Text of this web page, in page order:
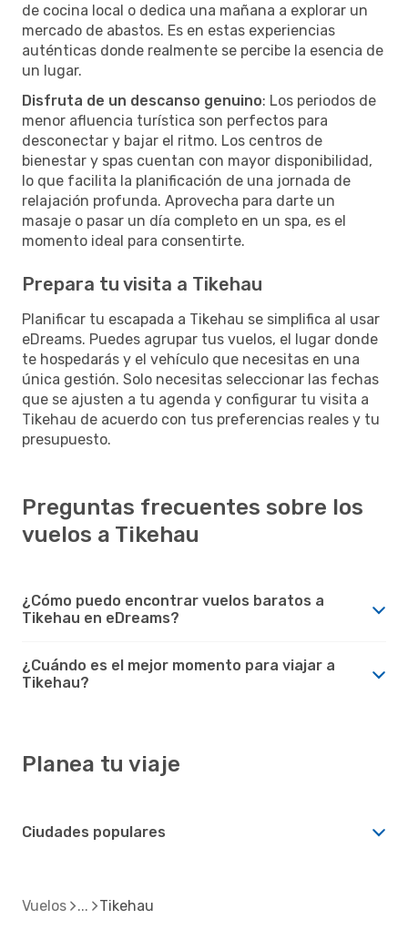
de cocina local o dedica una mañana a explorar un
mercado de abastos. Es en estas experiencias
auténticas donde realmente se percibe la esencia de
un lugar.
Disfruta de un descanso genuino: Los periodos de
menor afluencia turística son perfectos para
desconectar y bajar el ritmo. Los centros de
bienestar y spas cuentan con mayor disponibilidad,
lo que facilita la planificación de una jornada de
relajación profunda. Aprovecha para darte un
masaje o pasar un día completo en un spa, es el
momento ideal para consentirte.
Prepara tu visita a Tikehau
Planificar tu escapada a Tikehau se simplifica al usar
eDreams. Puedes agrupar tus vuelos, el lugar donde
te hospedarás y el vehículo que necesitas en una
única gestión. Solo necesitas seleccionar las fechas
que se ajusten a tu agenda y configurar tu visita a
Tikehau de acuerdo con tus preferencias reales y tu
presupuesto.
Preguntas frecuentes sobre los
vuelos a Tikehau
¿Cómo puedo encontrar vuelos baratos a
Tikehau en eDreams?
¿Cuándo es el mejor momento para viajar a
Tikehau?
Planea tu viaje
Ciudades populares
Vuelos Tikehau